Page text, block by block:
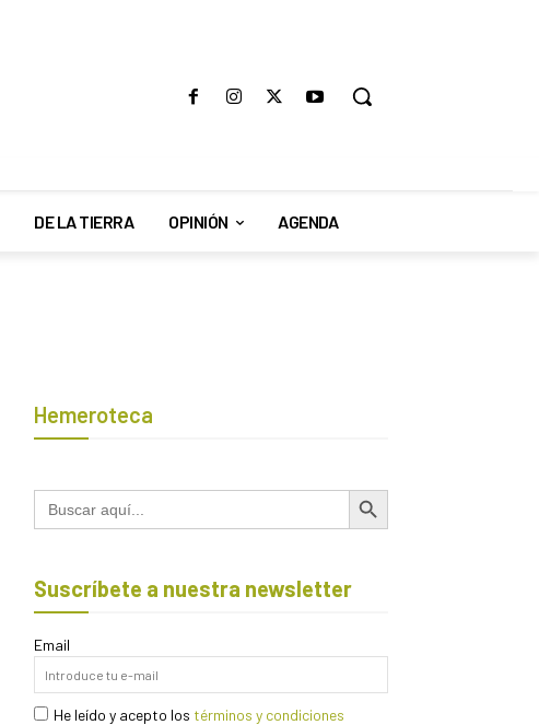
DE LA TIERRA OPINIÓN AGENDA
Hemeroteca
Buscar: Botón de búsqueda
Suscríbete a nuestra newsletter
Email
He leído y acepto los términos y condiciones